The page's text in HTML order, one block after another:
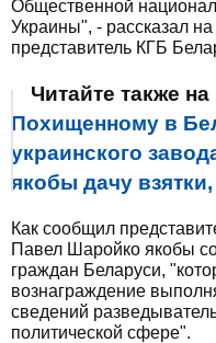
Общественной
Украины", - рассказал
представитель КГБ
Читайте также
Похищенному в
украинского
якобы дачу
Как сообщил
Павел Шаройко якобы
граждан Беларуси,
вознаграждение
сведений
политической сфере".